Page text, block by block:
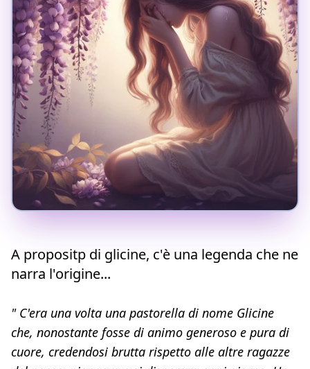
A propositp di glicine, c'è una legenda che ne
narra l'origine...
" C'era una volta una pastorella di nome Glicine
che, nonostante fosse di animo generoso e pura di
cuore, credendosi brutta rispetto alle altre ragazze